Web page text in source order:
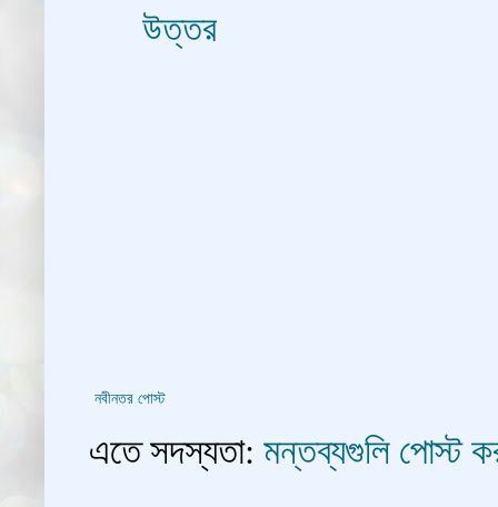
উত্তর
নবীনতর পোস্ট
এতে সদস্যতা: মন্তব্যগুলি পোস্ট